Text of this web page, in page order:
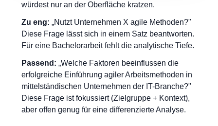
würdest nur an der Oberfläche kratzen.
Zu eng: „Nutzt Unternehmen X agile Methoden?"
Diese Frage lässt sich in einem Satz beantworten.
Für eine Bachelorarbeit fehlt die analytische Tiefe.
Passend: „Welche Faktoren beeinflussen die
erfolgreiche Einführung agiler Arbeitsmethoden in
mittelständischen Unternehmen der IT-Branche?"
Diese Frage ist fokussiert (Zielgruppe + Kontext),
aber offen genug für eine differenzierte Analyse.